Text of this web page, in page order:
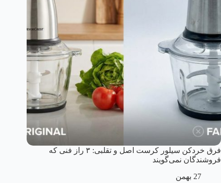
فرق خردکن سیلور کرست اصل و تقلبی: ۳ راز فنی که
فروشندگان نمی‌گویند
27 بهمن